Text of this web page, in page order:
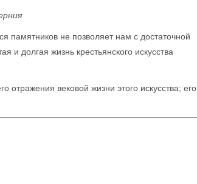
памятников не позволяет нам с достаточной
и долгая жизнь крестьянского искусства
вековой жизни этого искусства; его